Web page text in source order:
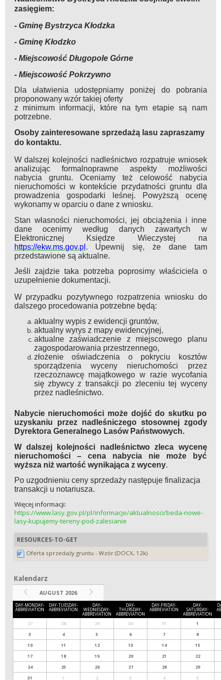
zasięgiem:
- Gminę Bystrzyca Kłodzka
- Gminę Kłodzko
- Miejscowość Długopole Górne
- Miejscowość Pokrzywno
Dla ułatwienia udostępniamy poniżej do pobrania
proponowany wzór takiej oferty
z minimum informacji, które na tym etapie są nam
potrzebne.
Osoby zainteresowane sprzedażą lasu zapraszamy
do kontaktu.
W dalszej kolejności nadleśnictwo rozpatruje wniosek
analizując formalnoprawne aspekty możliwości
nabycia gruntu. Oceniamy też celowość nabycia
nieruchomości w kontekście przydatności gruntu dla
prowadzenia gospodarki leśnej. Powyższą ocenę
wykonamy w oparciu o dane z wniosku.
Stan własności nieruchomości, jej obciążenia i inne
dane ocenimy według danych zawartych w
Elektronicznej Księdze Wieczystej na
https://ekw.ms.gov.pl . Upewnij się, że dane tam
przedstawione są aktualne.
Jeśli zajdzie taka potrzeba poprosimy właściciela o
uzupełnienie dokumentacji.
W przypadku pozytywnego rozpatrzenia wniosku do
dalszego procedowania potrzebne będą:
aktualny wypis z ewidencji gruntów,
aktualny wyrys z mapy ewidencyjnej,
aktualne zaświadczenie z miejscowego planu
zagospodarowania przestrzennego,
złożenie oświadczenia o pokryciu kosztów
sporządzenia wyceny nieruchomości przez
rzeczoznawcę majątkowego w razie wycofania
się zbywcy z transakcji po zleceniu tej wyceny
przez nadleśnictwo.
Nabycie nieruchomości może dojść do skutku po
uzyskaniu przez nadleśniczego stosownej zgody
Dyrektora Generalnego Lasów Państwowych.
W dalszej kolejności nadleśnictwo zleca wycenę
nieruchomości – cena nabycia nie może być
wyższa niż wartość wynikająca z wyceny.
Po uzgodnieniu ceny sprzedaży następuje finalizacja
transakcji u notariusza.
Więcej informacji:
https://www.lasy.gov.pl/pl/informacje/aktualnosci/beda-nowe-
lasy-kupujemy-tereny-pod-zalesianie
RESOURCES-TO-GET
Oferta sprzedaży gruntu - Wzór (DOCX, 12k)
Kalendarz
Kalendarz
AUGUST 2026
DAY-MONDAY-
ABBREVIATION
DAY-TUESDAY-
ABBREVIATION
DAY-
WEDNESDAY-
ABBREVIATION
DAY-
THURSDAY-
ABBREVIATION
DAY-FRIDAY-
ABBREVIATION
DAY-
SATURDAY-
ABBREVIATION
27 28 29 30 31
1
3
4 5 6 7
8
10
11 12 13 14
15
17
18 19 20 21
22
24
25 26 27 28
29
31
1 2 3 4 5